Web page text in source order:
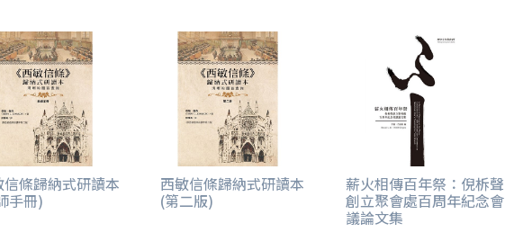
信條歸納式研讀本
手冊)
西敏信條歸納式研讀本
(第二版)
薪火相傳百年祭：倪柝聲
創立聚會處百周年紀念會
議論文集